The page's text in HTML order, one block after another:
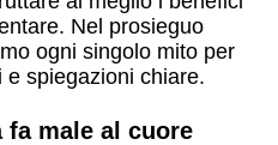
Nel prosieguo
ogni singolo mito per
spiegazioni chiare.
fa male al cuore